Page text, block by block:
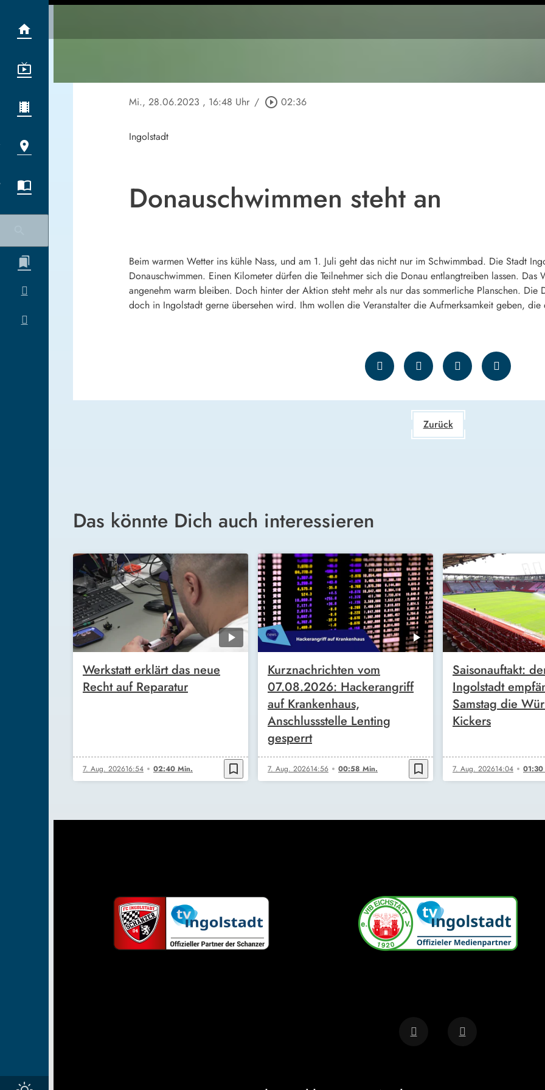
Mi., 28.06.2023 , 16:48 Uhr / play_circle_outline 02:36
Ingolstadt
Donauschwimmen steht an
Beim warmen Wetter ins kühle Nass, und am 1. Juli geht das nicht nur im Schwimmbad. Die Stadt
Donauschwimmen. Einen Kilometer dürfen die Teilnehmer sich die Donau entlangtreiben lassen. Das
angenehm warm bleiben. Doch hinter der Aktion steht mehr als nur das sommerliche Planschen. Die
doch in Ingolstadt gerne übersehen wird. Ihm wollen die Veranstalter die Aufmerksamkeit geben, die
Zurück
Das könnte Dich auch interessieren
Werkstatt erklärt das neue
Recht auf Reparatur
7. Aug. 202616:54 02:40 Min. bookmark_border
Kurznachrichten vom
07.08.2026: Hackerangriff
auf Krankenhaus,
Anschlussstelle Lenting
gesperrt
7. Aug. 202614:56 00:58 Min. bookmark_border
Saisonauftakt:
Ingolstadt
Samstag die
Kickers
7. Aug. 202614:04 01:30